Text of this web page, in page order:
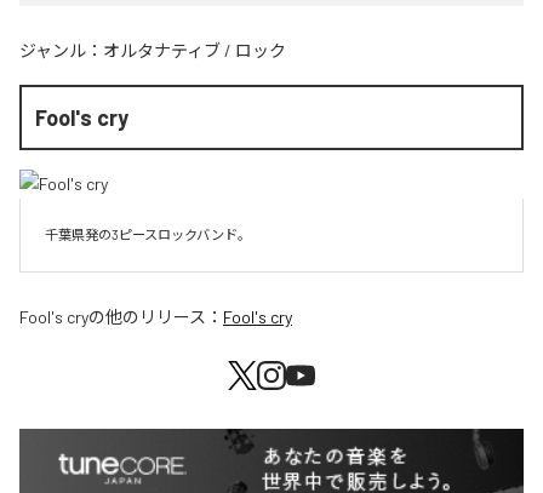
ジャンル： オルタナティブ / ロック
Fool's cry
千葉県発の3ピースロックバンド。
Fool's cryの他のリリース： Fool's cry